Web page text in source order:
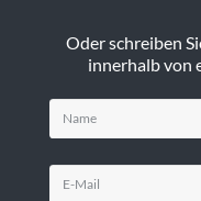
Oder schreiben
innerhalb von